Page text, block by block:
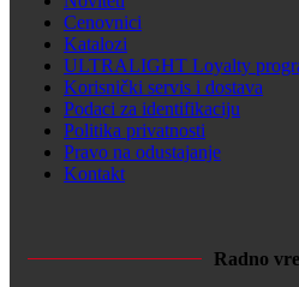
Cenovnici
Katalozi
ULTRALIGHT Loyalty
Korisnički servis i dostava
Podaci za identifikaciju
Politika privatnosti
Pravo na odustajanje
Kontakt
Radno